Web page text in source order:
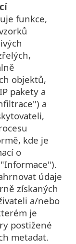
funkce,
objektů,
pakety a
a
kde je
o
údaje
získaných
a/nebo
je
postižené
metadat.